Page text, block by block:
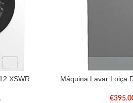
XSWR Máquina Lavar Loiça
€